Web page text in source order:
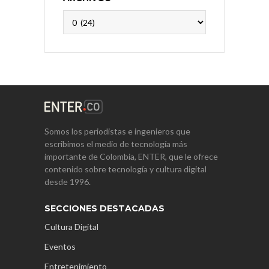
Somos los periodistas e ingenieros que
escribimos el medio de tecnología más
importante de Colombia, ENTER, que le ofrece
contenido sobre tecnología y cultura digital
desde 1996.
SECCIONES DESTACADAS
Cultura Digital
Eventos
Entretenimiento